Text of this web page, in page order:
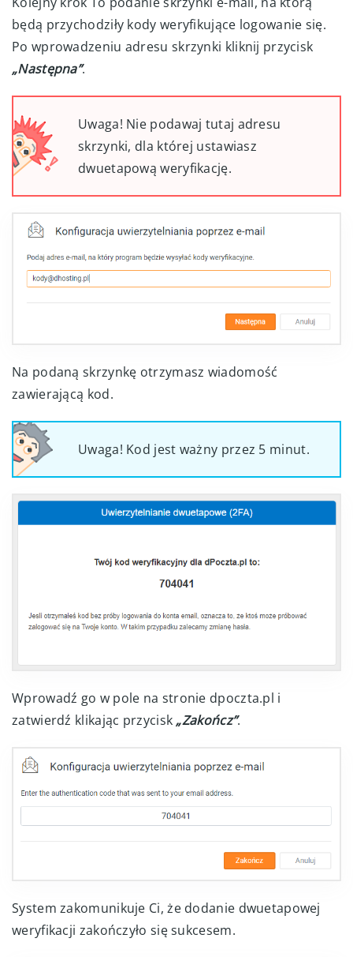
będą przychodziły kody weryfikujące logowanie się.
Po wprowadzeniu adresu skrzynki kliknij przycisk
„Następna”.
Uwaga! Nie podawaj tutaj adresu
skrzynki, dla której ustawiasz
dwuetapową weryfikację.
Na podaną skrzynkę otrzymasz wiadomość
zawierającą kod.
Uwaga! Kod jest ważny przez 5 minut.
Wprowadź go w pole na stronie dpoczta.pl i
zatwierdź klikając przycisk „Zakończ”.
System zakomunikuje Ci, że dodanie dwuetapowej
weryfikacji zakończyło się sukcesem.